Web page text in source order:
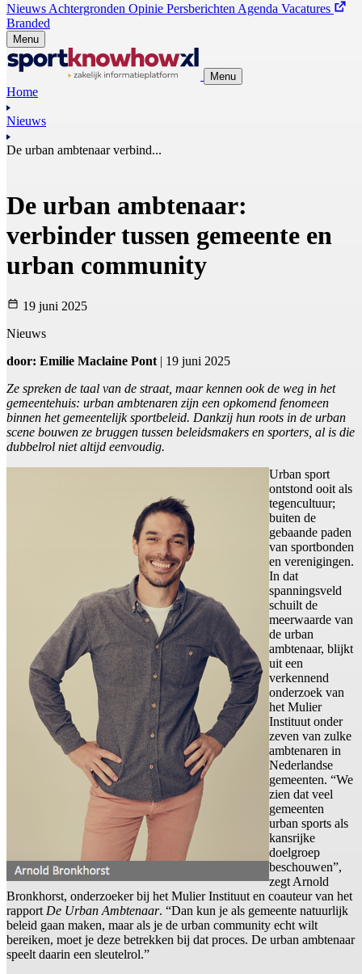
Nieuws Achtergronden Opinie Persberichten Agenda Vacatures
Branded
Menu
Menu
Home
Nieuws
De urban ambtenaar verbind...
De urban ambtenaar:
verbinder tussen gemeente en
urban community
19 juni 2025
Nieuws
door: Emilie Maclaine Pont| 19 juni 2025
Ze spreken de taal van de straat, maar kennen ook de weg in het
gemeentehuis: urban ambtenaren zijn een opkomend fenomeen
binnen het gemeentelijk sportbeleid. Dankzij hun roots in de urban
scene bouwen ze bruggen tussen beleidsmakers en sporters, al is die
dubbelrol niet altijd eenvoudig.
Urban sport
ontstond ooit als
tegencultuur;
buiten de
gebaande paden
van sportbonden
en verenigingen.
In dat
spanningsveld
schuilt de
meerwaarde van
de urban
ambtenaar, blijkt
uit een
verkennend
onderzoek van
het Mulier
Instituut onder
zeven van zulke
ambtenaren in
Nederlandse
gemeenten. “We
zien dat veel
gemeenten
urban sports als
kansrijke
doelgroep
beschouwen”,
zegt Arnold
Bronkhorst, onderzoeker bij het Mulier Instituut en coauteur van het
rapportDe Urban Ambtenaar. “Dan kun je als gemeente natuurlijk
beleid gaan maken, maar als je de urban community echt wilt
bereiken, moet je deze betrekken bij dat proces. De urban ambtenaar
speelt daarin een sleutelrol.”